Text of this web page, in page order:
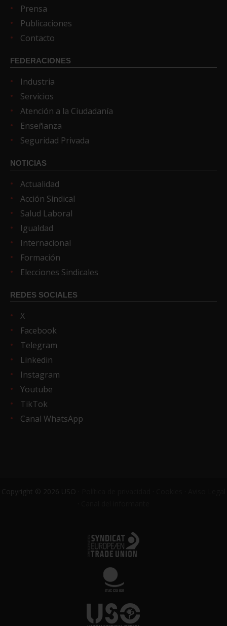
Prensa
Publicaciones
Contacto
FEDERACIONES
Industria
Servicios
Atención a la Ciudadanía
Enseñanza
Seguridad Privada
NOTICIAS
Actualidad
Acción Sindical
Salud Laboral
Igualdad
Internacional
Formación
Elecciones Sindicales
REDES SOCIALES
X
Facebook
Telegram
Linkedin
Instagram
Youtube
TikTok
Canal WhatsApp
Copyright © 2026 USO ·